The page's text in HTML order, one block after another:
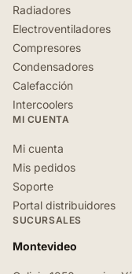
Radiadores
Electroventiladores
Compresores
Condensadores
Calefacción
Intercoolers
MI CUENTA
Mi cuenta
Mis pedidos
Soporte
Portal distribuidores
SUCURSALES
Montevideo